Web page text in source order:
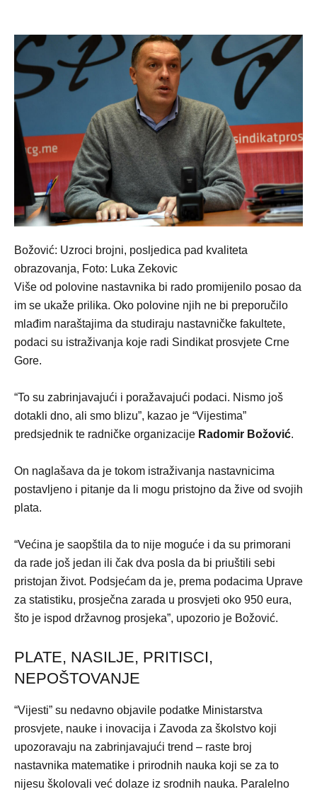
Božović: Uzroci brojni, posljedica pad kvaliteta
obrazovanja, Foto: Luka Zekovic
Više od polovine nastavnika bi rado promijenilo posao da
im se ukaže prilika. Oko polovine njih ne bi preporučilo
mlađim naraštajima da studiraju nastavničke fakultete,
podaci su istraživanja koje radi Sindikat prosvjete Crne
Gore.
“To su zabrinjavajući i poražavajući podaci. Nismo još
dotakli dno, ali smo blizu”, kazao je “Vijestima”
predsjednik te radničke organizacije Radomir Božović.
On naglašava da je tokom istraživanja nastavnicima
postavljeno i pitanje da li mogu pristojno da žive od svojih
plata.
“Većina je saopštila da to nije moguće i da su primorani
da rade još jedan ili čak dva posla da bi priuštili sebi
pristojan život. Podsjećam da je, prema podacima Uprave
za statistiku, prosječna zarada u prosvjeti oko 950 eura,
što je ispod državnog prosjeka”, upozorio je Božović.
PLATE, NASILJE, PRITISCI,
NEPOŠTOVANJE
“Vijesti” su nedavno objavile podatke Ministarstva
prosvjete, nauke i inovacija i Zavoda za školstvo koji
upozoravaju na zabrinjavajući trend – raste broj
nastavnika matematike i prirodnih nauka koji se za to
nijesu školovali već dolaze iz srodnih nauka. Paralelno